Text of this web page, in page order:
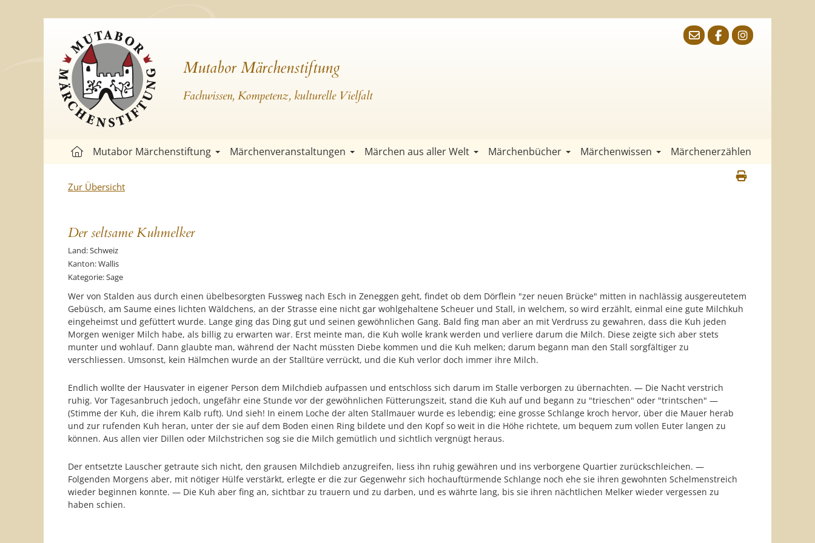
Mutabor Märchenstiftung
Fachwissen, Kompetenz, kulturelle Vielfalt
Mutabor Märchenstiftung Märchenveranstaltungen Märchen aus aller Welt Märchenbücher Märchenwissen Märchenerzählen
Zur Übersicht
Der seltsame Kuhmelker
Land: Schweiz
Kanton: Wallis
Kategorie: Sage
Wer von Stalden aus durch einen übelbesorgten Fussweg nach Esch in Zeneggen geht, findet ob dem Dörflein "zer neuen Brücke" mitten in nachlässig ausgereutetem
Gebüsch, am Saume eines lichten Wäldchens, an der Strasse eine nicht gar wohlgehaltene Scheuer und Stall, in welchem, so wird erzählt, einmal eine gute Milchkuh
eingeheimst und gefüttert wurde. Lange ging das Ding gut und seinen gewöhnlichen Gang. Bald fing man aber an mit Verdruss zu gewahren, dass die Kuh jeden
Morgen weniger Milch habe, als billig zu erwarten war. Erst meinte man, die Kuh wolle krank werden und verliere darum die Milch. Diese zeigte sich aber stets
munter und wohlauf. Dann glaubte man, während der Nacht müssten Diebe kommen und die Kuh melken; darum begann man den Stall sorgfältiger zu
verschliessen. Umsonst, kein Hälmchen wurde an der Stalltüre verrückt, und die Kuh verlor doch immer ihre Milch.
Endlich wollte der Hausvater in eigener Person dem Milchdieb aufpassen und entschloss sich darum im Stalle verborgen zu übernachten. — Die Nacht verstrich
ruhig. Vor Tagesanbruch jedoch, ungefähr eine Stunde vor der gewöhnlichen Fütterungszeit, stand die Kuh auf und begann zu "trieschen" oder "trintschen" —
(Stimme der Kuh, die ihrem Kalb ruft). Und sieh! In einem Loche der alten Stallmauer wurde es lebendig; eine grosse Schlange kroch hervor, über die Mauer herab
und zur rufenden Kuh heran, unter der sie auf dem Boden einen Ring bildete und den Kopf so weit in die Höhe richtete, um bequem zum vollen Euter langen zu
können. Aus allen vier Dillen oder Milchstrichen sog sie die Milch gemütlich und sichtlich vergnügt heraus.
Der entsetzte Lauscher getraute sich nicht, den grausen Milchdieb anzugreifen, liess ihn ruhig gewähren und ins verborgene Quartier zurückschleichen. —
Folgenden Morgens aber, mit nötiger Hülfe verstärkt, erlegte er die zur Gegenwehr sich hochauftürmende Schlange noch ehe sie ihren gewohnten Schelmenstreich
wieder beginnen konnte. — Die Kuh aber fing an, sichtbar zu trauern und zu darben, und es währte lang, bis sie ihren nächtlichen Melker wieder vergessen zu
haben schien.